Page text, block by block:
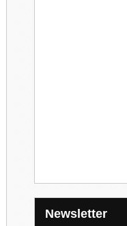
Newsletter